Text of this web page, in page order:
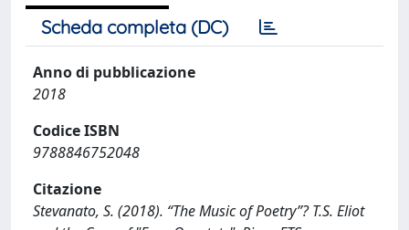
Scheda completa (DC)
Anno di pubblicazione
2018
Codice ISBN
9788846752048
Citazione
Stevanato, S. (2018). “The Music of Poetry”? T.S. Eliot